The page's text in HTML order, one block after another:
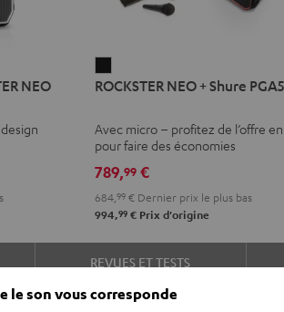
NEO
NEO
Shure
PGA58
Noir
ROCKSTER NEO + Shure
Avec micro – profitez de l’offre
pour faire des économies
789,99€
684, 99€Dernier prix le plus bas
994,99€Prix d'origine
REVUES ET TESTS
le son vous corresponde